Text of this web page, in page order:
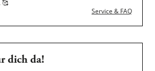
🥰
Service & FAQ
dich da!